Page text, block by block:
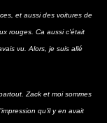
et aussi des voitures de
rouges. Ca aussi c'était
vu. Alors, je suis allé
Zack et moi sommes
qu'il y en avait